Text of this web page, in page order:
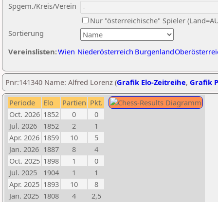
Sortierung
Spgem./Kreis/Verein
Nur "österreichische" Spieler
Vereinslisten:Wien Niederösterreich Burgenland
Pnr:141340 Name: Alfred Lorenz (Grafik Elo-Zeitreihe, Grafik
Periode Elo Partien Pkt.
Oct. 2026 1852 0
0
Jul. 2026
1852 2
1
Apr. 2026 1859 10
5
Jan. 2026 1887 8
4
Oct. 2025 1898 1
0
Jul. 2025
1904 1
1
Apr. 2025 1893 10
8
Jan. 2025 1808 4
2,5